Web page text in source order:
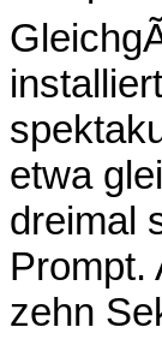
etwa
dreimal
Prompt.
zehn